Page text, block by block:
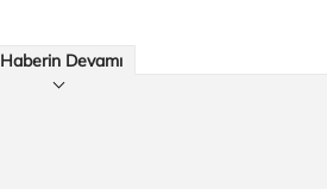
Haberin Devamı